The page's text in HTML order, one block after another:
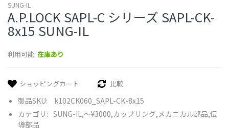
SUNG-IL
A.P.LOCK SAPL-C シリーズ SAPL-CK-
8x15 SUNG-IL
利用可能: 在庫あり
ショッピングカート 比較
製品SKU:
k102CK060_SAPL-CK-8x15
カテゴリ: SUNG-IL,〜¥3000,カップリング,メカニカル部品,伝
導部品